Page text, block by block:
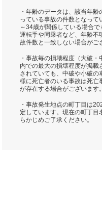
・年齢のデータは、該当年
っている事故の件数となっ
～34歳が関係している場合
運転手や同乗者など、年齢不
故件数と一致しない場合がご
・事故毎の損壊程度（大破
内での最大の損壊程度が掲
されていても、中破や小破の
様に死亡者のいる事故は死亡
が存在する場合がございます
・事故発生地点の町丁目は
定しています。現在の町丁目
らかじめご了承ください。